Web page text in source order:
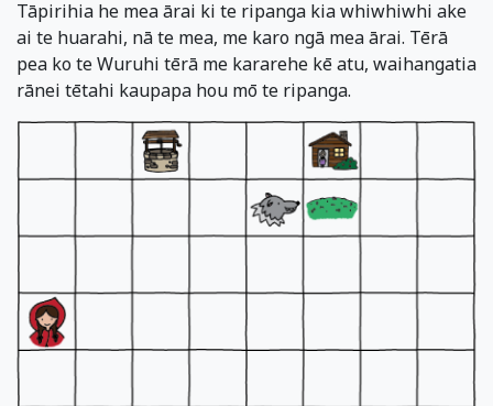
Tāpirihia he mea ārai ki te ripanga kia whiwhiwhi ake
ai te huarahi, nā te mea, me karo ngā mea ārai. Tērā
pea ko te Wuruhi tērā me kararehe kē atu, waihangatia
rānei tētahi kaupapa hou mō te ripanga.